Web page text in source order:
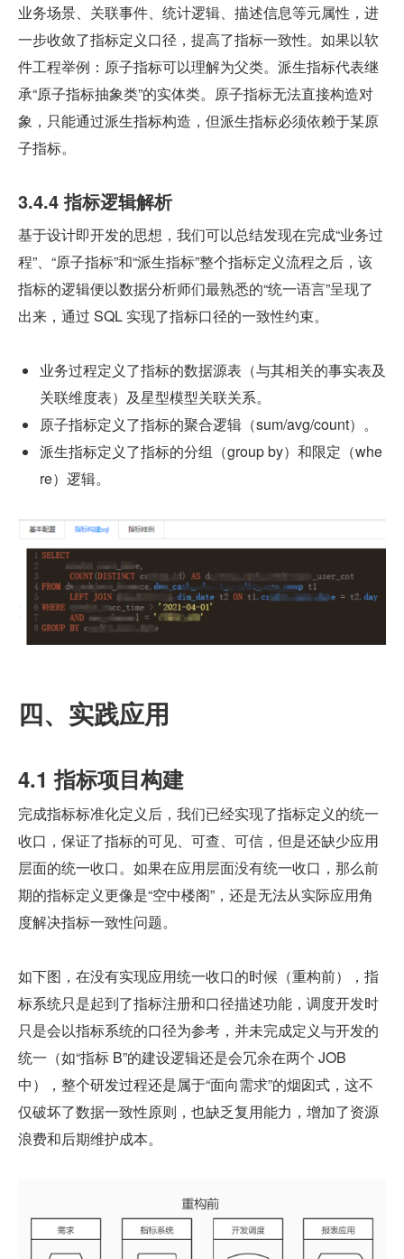
业务场景、关联事件、统计逻辑、描述信息等元属性，进
一步收敛了指标定义口径，提高了指标一致性。如果以软
件工程举例：原子指标可以理解为父类。派生指标代表继
承“原子指标抽象类”的实体类。原子指标无法直接构造对
象，只能通过派生指标构造，但派生指标必须依赖于某原
子指标。
3.4.4 指标逻辑解析
基于设计即开发的思想，我们可以总结发现在完成“业务过
程”、“原子指标”和“派生指标”整个指标定义流程之后，该
指标的逻辑便以数据分析师们最熟悉的“统一语言”呈现了
出来，通过 SQL 实现了指标口径的一致性约束。
业务过程定义了指标的数据源表（与其相关的事实表及
关联维度表）及星型模型关联关系。
原子指标定义了指标的聚合逻辑（sum/avg/count）。
派生指标定义了指标的分组（group by）和限定（whe
re）逻辑。
四、实践应用
4.1 指标项目构建
完成指标标准化定义后，我们已经实现了指标定义的统一
收口，保证了指标的可见、可查、可信，但是还缺少应用
层面的统一收口。如果在应用层面没有统一收口，那么前
期的指标定义更像是“空中楼阁”，还是无法从实际应用角
度解决指标一致性问题。
如下图，在没有实现应用统一收口的时候（重构前），指
标系统只是起到了指标注册和口径描述功能，调度开发时
只是会以指标系统的口径为参考，并未完成定义与开发的
统一（如“指标 B”的建设逻辑还是会冗余在两个 JOB
中），整个研发过程还是属于“面向需求”的烟囱式，这不
仅破坏了数据一致性原则，也缺乏复用能力，增加了资源
浪费和后期维护成本。